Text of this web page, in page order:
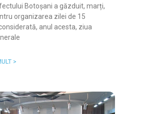
Botoșani a găzduit, marți,
organizarea zilei de 15
anul acesta, ziua
>